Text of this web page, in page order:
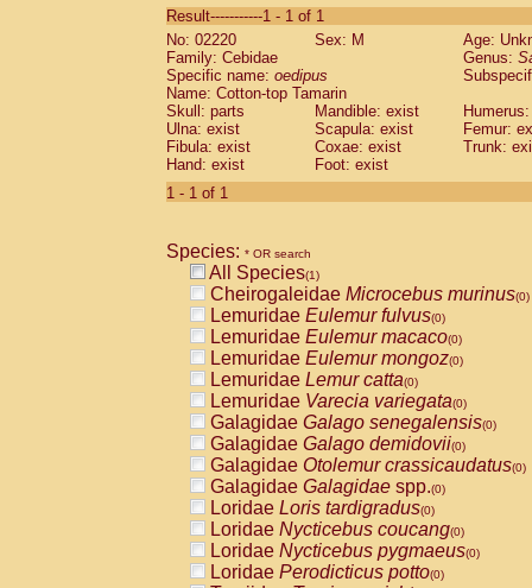
CebidaeSaguinus labiatus(0)
Cebidae Saguinus leucopus (0)
Cebidae
CebidaeSaguinus mystax
Cebidae Saguinus nigricollis (0)
Cebidae Saguinus oedipus
Cebidae Saguinus weddelli
Cebidae Saguinusspp.
Cebidae
CebidaeCebus capucinus
CebidaeCebus nigrivittatus
CebidaeCebus spp.(0)
CebidaeSaimiri boliviensis(0)
CebidaeSaimiri sciureus(0)
AtelidaeAlouatta caraya(0)
AtelidaeAlouatta fusca(0)
AtelidaeAlouatta seniculus(0)
AtelidaeAlouattaspp.(0)
AtelidaeAteles belzebuth(0)
AtelidaeAteles geoffroyi(0)
AtelidaeAteles paniscus(0)
AtelidaeAtelesspp.(0)
AtelidaeLagothrix lagothricha(0)
AtelidaeLagothrix lagothricha cana
PitheciidaeCacajao calvus
Result-----------1 - 1 of 1
No: 02220
Sex: M
Age:
Family: Cebidae
Genus:
Specific name: oedipus
Name: Cotton-top Tamarin
Skull: parts
Mandible: exist
Ulna: exist
Scapula: exist
Femur:
Fibula: exist
Coxae: exist
Trunk:
Hand: exist
Foot: exist
1 - 1 of 1
Species: * OR search
All Species(1)
Cheirogaleidae Microcebus murinus(0)
Lemuridae Eulemur fulvus(0)
Lemuridae Eulemur macaco(0)
Lemuridae Eulemur mongoz(0)
Lemuridae Lemur catta(0)
Lemuridae Varecia variegata(0)
Galagidae Galago senegalensis(0)
Galagidae Galago demidovii(0)
Galagidae Otolemur crassicaudatus(0)
Galagidae Galagidae spp.(0)
Loridae Loris tardigradus(0)
Loridae Nycticebus coucang(0)
Loridae Nycticebus pygmaeus(0)
Loridae Perodicticus potto(0)